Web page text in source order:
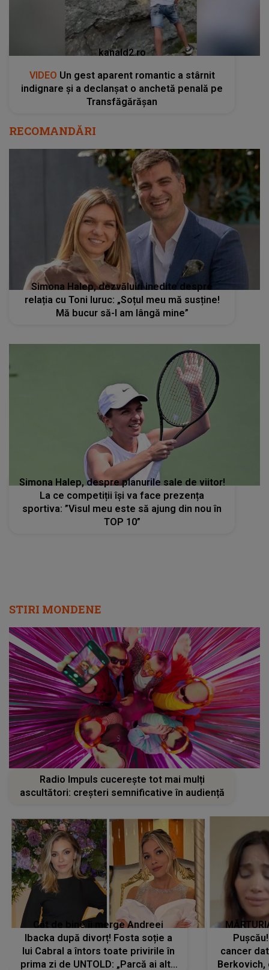
kanald2.ro
VIDEO Un gest aparent romantic a stârnit
indignare și a declanșat o anchetă penală pe
Transfăgărășan
RECOMANDĂRI
Simona Halep, dezvăluiri inedite despre
relația cu Toni Iuruc: „Soțul meu mă susține!
Mă bucur să-l am lângă mine”
Simona Halep, despre planurile sale de viitor!
La ce competiții își va face prezența
sportiva: ”Visul meu este să ajung din nou în
TOP 10”
STIRI MONDENE
Radio Impuls cucerește tot mai mulți
ascultători: creșteri semnificative în audiență
Cât de bine îi merge Andreei
Ibacka după divorț! Fosta soție a
lui Cabral a întors toate privirile în
prima zi de UNTOLD: „Parcă ai altă
cancer
Berkovich,